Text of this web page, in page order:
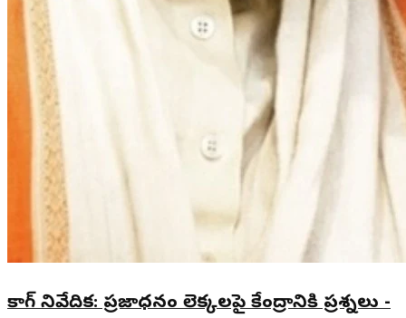
కాగ్ నివేదిక: ప్రజాధనం లెక్కలపై కేంద్రానికి ప్రశ్నలు -